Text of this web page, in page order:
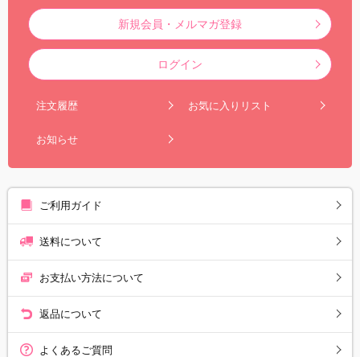
新規会員・メルマガ登録
ログイン
注文履歴 お気に入りリスト
お知らせ
ご利用ガイド
送料について
お支払い方法について
返品について
よくあるご質問